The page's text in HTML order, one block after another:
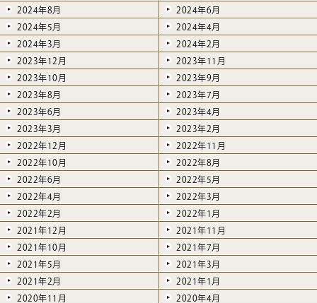
2024年8月
2024年6月
2024年5月
2024年4月
2024年3月
2024年2月
2023年12月
2023年11月
2023年10月
2023年9月
2023年8月
2023年7月
2023年6月
2023年4月
2023年3月
2023年2月
2022年12月
2022年11月
2022年10月
2022年8月
2022年6月
2022年5月
2022年4月
2022年3月
2022年2月
2022年1月
2021年12月
2021年11月
2021年10月
2021年7月
2021年5月
2021年3月
2021年2月
2021年1月
2020年11月
2020年4月